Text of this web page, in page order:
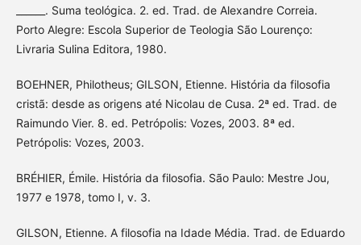
______. Suma teológica. 2. ed. Trad. de Alexandre Correia.
Porto Alegre: Escola Superior de Teologia São Lourenço:
Livraria Sulina Editora, 1980.
BOEHNER, Philotheus; GILSON, Etienne. História da filosofia
cristã: desde as origens até Nicolau de Cusa. 2ª ed. Trad. de
Raimundo Vier. 8. ed. Petrópolis: Vozes, 2003. 8ª ed.
Petrópolis: Vozes, 2003.
BRÉHIER, Émile. História da filosofia. São Paulo: Mestre Jou,
1977 e 1978, tomo I, v. 3.
GILSON, Etienne. A filosofia na Idade Média. Trad. de Eduardo